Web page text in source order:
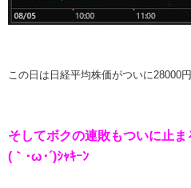
この日は日経平均株価がついに28000
そしてボクの連敗もついに止ま
(｀･ω･´)ｼｬｷｰﾝ